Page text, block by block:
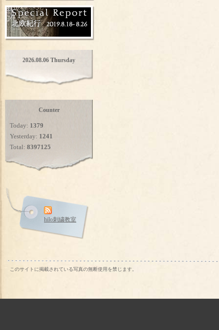
2026.08.06 Thursday
Counter
Today: 1379
Yesterday: 1241
Total: 8397125
hilo刺繍教室
このサイトに掲載されている写真の無断使用を禁じます。